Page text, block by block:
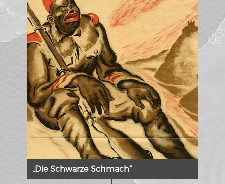
„Die Schwarze Schmach“